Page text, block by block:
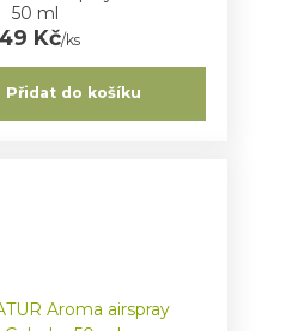
50 ml
Kč/ks
Přidat do košíku